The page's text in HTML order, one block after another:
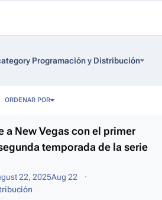
Programación y Distribución
ORDENAR POR
a New Vegas con el primer
temporada de la serie
22, 2025Aug 22